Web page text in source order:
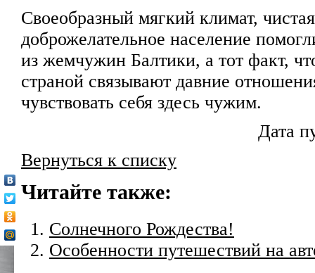
Своеобразный мягкий климат,
доброжелательное население
из жемчужин Балтики, а тот факт,
страной связывают давние
чувствовать себя здесь чужим.
Дата
Вернуться к списку
Читайте также:
Солнечного Рождества!
Особенности путешествий на